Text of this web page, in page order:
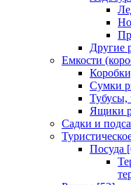
Другие
Емкости
Сумки
Тубусы,
Ящики
Садки и
Посуда